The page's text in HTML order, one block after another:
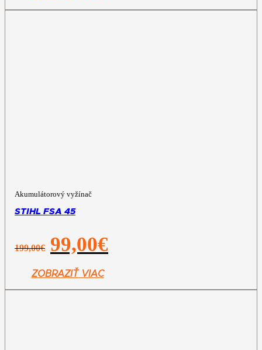
Akumulátorový vyžínač
STIHL FSA 45
199,00€
Pôvodná
cena
199,00€.
99,00€
ZOBRAZIŤ VIAC